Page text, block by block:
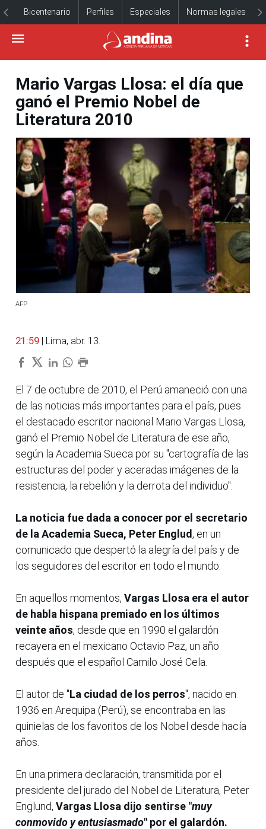
Bicentenario Perfiles Especiales Normas legales
Mario Vargas Llosa: el día que
ganó el Premio Nobel de
Literatura 2010
AFP
21:59 | Lima, abr. 13.
El 7 de octubre de 2010, el Perú amaneció con una
de las noticias más importantes para el país, pues
el destacado escritor nacional Mario Vargas Llosa,
ganó el Premio Nobel de Literatura de ese año,
según la Academia Sueca por su "cartografía de las
estructuras del poder y aceradas imágenes de la
resistencia, la rebelión y la derrota del individuo".
La noticia fue dada a conocer por el secretario
de la Academia Sueca, Peter Englud, en un
comunicado que despertó la alegría del país y de
los seguidores del escritor en todo el mundo.
En aquellos momentos, Vargas Llosa era el autor
de habla hispana premiado en los últimos
veinte años, desde que en 1990 el galardón
recayera en el mexicano Octavio Paz, un año
después que el español Camilo José Cela.
El autor de "La ciudad de los perros", nacido en
1936 en Arequipa (Perú), se encontraba en las
quinielas de los favoritos de los Nobel desde hacía
años.
En una primera declaración, transmitida por el
presidente del jurado del Nobel de Literatura, Peter
Englund, Vargas Llosa dijo sentirse "muy
conmovido y entusiasmado" por el galardón.